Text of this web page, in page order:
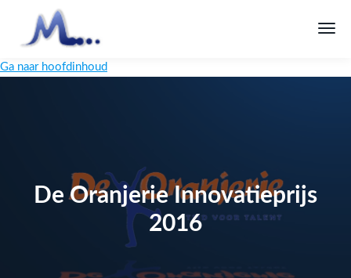
Ga naar hoofdinhoud
De Oranjerie Innovatieprijs
2016